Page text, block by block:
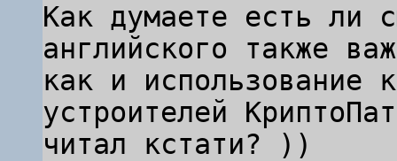
Как думаете есть ли
английского также
как и использование
устроителей
читал кстати? ))